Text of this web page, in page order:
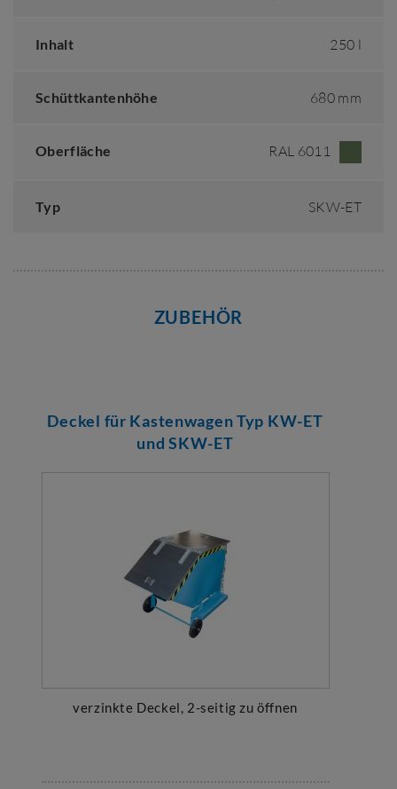
Inhalt 250 l
Schüttkantenhöhe 680 mm
Oberfläche RAL 6011
Typ SKW-ET
ZUBEHÖR
Deckel für Kastenwagen Typ KW-ET
und SKW-ET
verzinkte Deckel, 2-seitig zu öffnen